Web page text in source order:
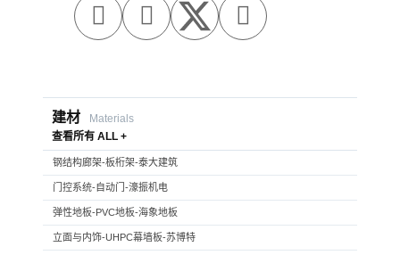
  
建材
Materials
查看所有 ALL +
钢结构廊架-板桁架-泰大建筑
门控系统-自动门-濠振机电
弹性地板-PVC地板-海象地板
立面与内饰-UHPC幕墙板-苏博特